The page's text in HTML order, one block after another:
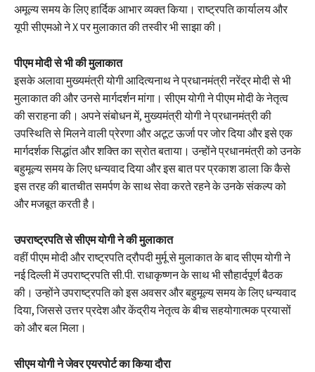
अमूल्य समय के लिए हार्दिक आभार व्यक्त किया। राष्ट्रपति कार्यालय और
यूपी सीएमओ ने X पर मुलाकात की तस्वीर भी साझा की।
पीएम मोदी से भी की मुलाकात
इसके अलावा मुख्यमंत्री योगी आदित्यनाथ ने प्रधानमंत्री नरेंद्र मोदी से भी
मुलाकात की और उनसे मार्गदर्शन मांगा। सीएम योगी ने पीएम मोदी के नेतृत्व
की सराहना की। अपने संबोधन में, मुख्यमंत्री योगी ने प्रधानमंत्री की
उपस्थिति से मिलने वाली प्रेरणा और अटूट ऊर्जा पर जोर दिया और इसे एक
मार्गदर्शक सिद्धांत और शक्ति का स्रोत बताया। उन्होंने प्रधानमंत्री को उनके
बहुमूल्य समय के लिए धन्यवाद दिया और इस बात पर प्रकाश डाला कि कैसे
इस तरह की बातचीत समर्पण के साथ सेवा करते रहने के उनके संकल्प को
और मजबूत करती है।
उपराष्ट्रपति से सीएम योगी ने की मुलाकात
वहीं पीएम मोदी और राष्ट्रपति द्रौपदी मुर्मू से मुलाकात के बाद सीएम योगी ने
नई दिल्ली में उपराष्ट्रपति सी.पी. राधाकृष्णन के साथ भी सौहार्दपूर्ण बैठक
की। उन्होंने उपराष्ट्रपति को इस अवसर और बहुमूल्य समय के लिए धन्यवाद
दिया, जिससे उत्तर प्रदेश और केंद्रीय नेतृत्व के बीच सहयोगात्मक प्रयासों
को और बल मिला।
सीएम योगी ने जेवर एयरपोर्ट का किया दौरा